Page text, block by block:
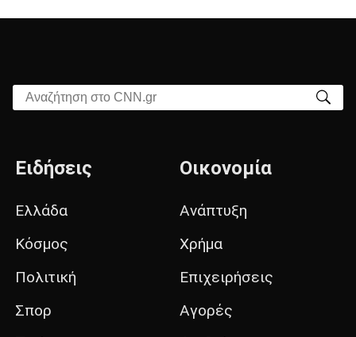
Αναζήτηση στο CNN.gr
Ειδήσεις
Ελλάδα
Κόσμος
Πολιτική
Σπορ
Οικονομία
Ανάπτυξη
Χρήμα
Επιχειρήσεις
Αγορές